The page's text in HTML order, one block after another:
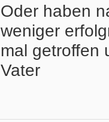
Oder haben
weniger
mal getroffen
Vater